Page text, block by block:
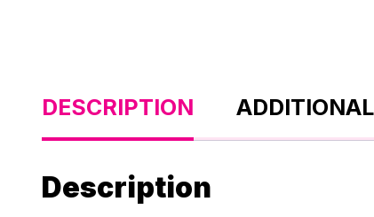
DESCRIPTION
Description